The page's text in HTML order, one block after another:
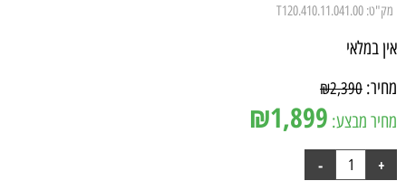
מק"ט: T120.410.11.041.00
אין במלאי
מחיר:
₪2,390
מחיר מבצע: ₪1,899